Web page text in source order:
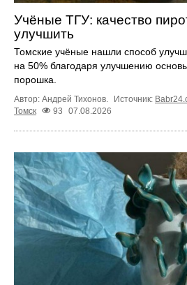
Учёные ТГУ: качество
улучшить
Томские учёные нашли способ
на 50% благодаря улучшению
порошка.
Автор: Андрей Тихонов. Источник:
Томск
93 07.08.2026